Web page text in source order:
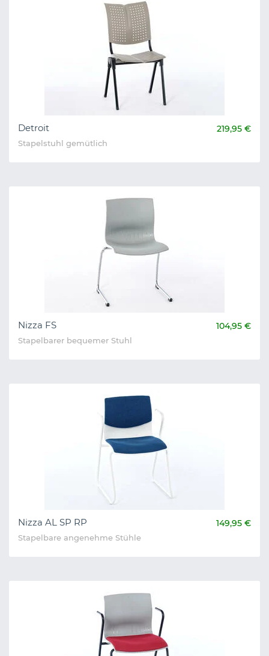
Detroit 219,95 €
Stapelstuhl gemütlich
Nizza FS 104,95 €
Stapelbarer bequemer Stuhl
Nizza AL SP RP 149,95 €
Stapelbare angenehme Stühle